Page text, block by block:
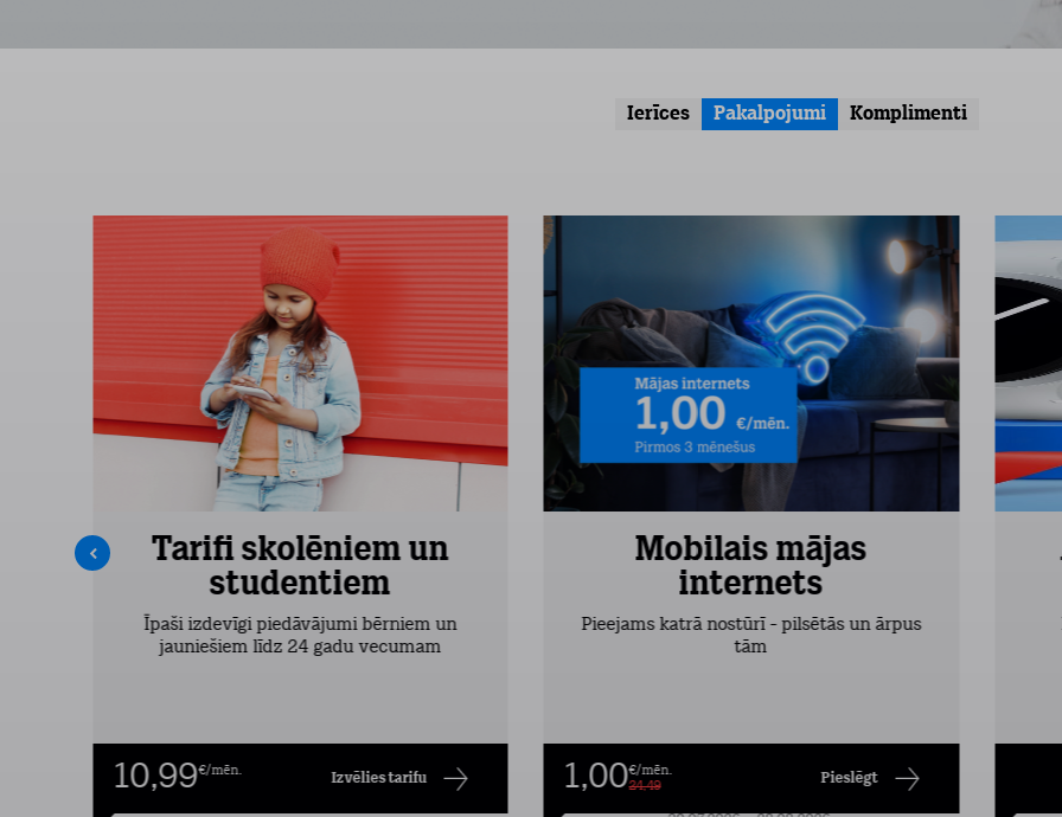
Ierīces Pakalpojumi Komplimenti
Tarifi skolēniem un
studentiem
Īpaši izdevīgi piedāvājumi bērniem un
jauniešiem līdz 24 gadu vecumam
10,99€/mēn. Izvēlies tarifu
Mobilais mājas
internets
Pieejams katrā nostūrī - pilsētās un ārpus
tām
1,00€/mēn.
24,49
Pieslēgt